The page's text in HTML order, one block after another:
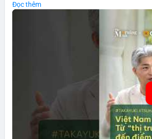
đầu tư toàn cầu.
Đọc thêm